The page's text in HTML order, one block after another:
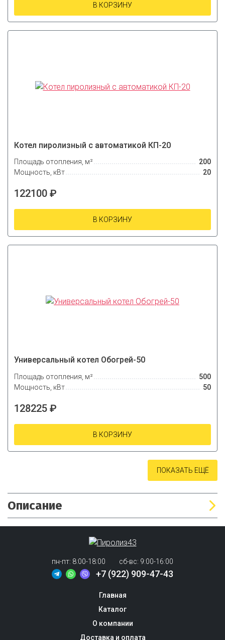
В КОРЗИНУ
Котел пиролизный с автоматикой КП-20
Площадь отопления, м²
200
Мощность, кВт
20
122100 ₽
В КОРЗИНУ
Универсальный котел Обогрей-50
Площадь отопления, м²
500
Мощность, кВт
50
128225 ₽
В КОРЗИНУ
ПОКАЗАТЬ ЕЩЁ
котлы. Изготовленные из высококачественных материалов и
возможностями, они незаменимы для обеспечения тепла в
жилых и промышленных зданиях. В этой статье мы расскажем
предложим обзор другого отопительного оборудования.
напольных твердотопливных котлов мощностью от 10 до 150
Главная
Каталог
О компании
Доставка и оплата
пн-пт: 8:00-18:00 сб-вс: 9:00-16:00
+7 (922) 909-47-43